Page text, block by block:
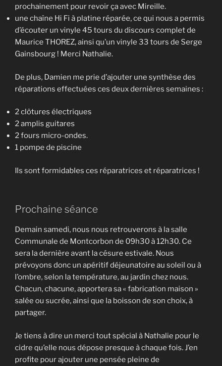
prochainement pour revoir ça avec Mireille.
une chaîne Hi Fi à platine réparée, ce qui nous a permis
d’écouter un vinyle 45 tours du discours complet de
Maurice THOREZ, ainsi qu’un vinyle 33 tours de Serge
Gainsbourg ! Merci Nathalie.
De plus, Damien me prie d’ajouter une synthèse des
réparations effectuées ces deux dernières semaines :
2 clôtures électriques
2 amplis guitares
2 fours micro-ondes.
1 pompe de piscine
Ils sont formidables ces réparatrices et réparatrices !
Prochaine séance
Demain samedi, nous nous retrouverons à la salle
Communale de Montcorbon de 09h30 à 12h30. Ce
sera la dernière avant la césure estivale. Nous
prévoyons donc un apéritif déjeunatoire au soleil ou à
l’ombre, selon la température, au jardin chez nous.
Chacun, chacune, apportera sa « fabrication maison »
salée ou sucrée, ainsi que la boisson de son choix, à
partager.
Je tiens à dire un merci tout spécial à Nathalie pour le
cidre qu’elle nous dépose presque à chaque fois. J’en
profite pour ajouter une pensée pleine de